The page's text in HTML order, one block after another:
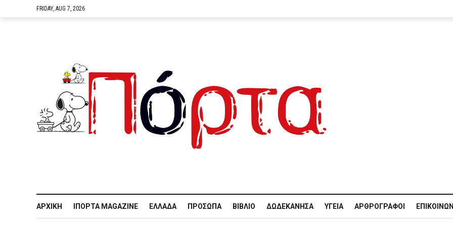
FRIDAY, AUG 7, 2026
ΑΡΧΙΚΉ IΠΌΡΤΑ MAGAZINE ΕΛΛΆΔΑ ΠΡΌΣΩΠΑ ΒΙΒΛΊΟ ΔΩΔΕΚΆΝΗΣΑ ΥΓΕΊΑ ΑΡΘΡΟΓΡΆΦΟΙ